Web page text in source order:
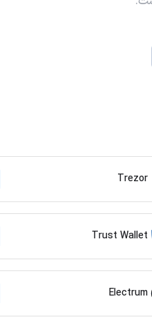
Trezor
Trust Wallet
Electrum